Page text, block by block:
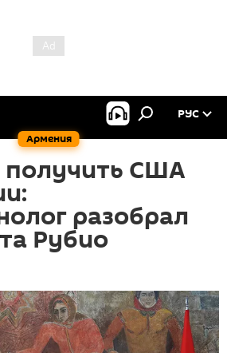
Армения
РУС
получить США
разобрал
Рубио